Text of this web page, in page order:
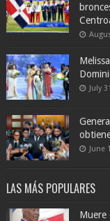
July
June
LAS MÁS POPULARES
Muere